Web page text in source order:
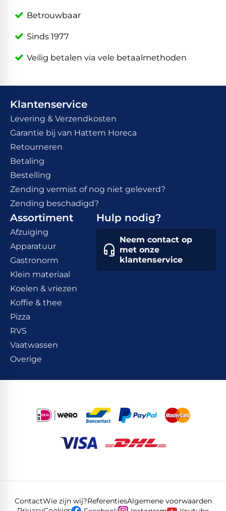
Betrouwbaar
Sinds 1977
Veilig betalen via vele betaalmethoden
Klantenservice
Levering & Verzendkosten
Garantie bij van Hattem Horeca
Retourneren
Betaling
Bestelling
Zending vermist of nog niet geleverd?
Zending beschadigd?
Assortiment
Afzuiging
Apparatuur
Gastronorm
Klein materiaal
Koelen & vriezen
Koffie & thee
Pizza
RVS
Vaatwassen
Overige
Hulp nodig?
Neem contact op
met onze
klantenservice
ContactWie zijn wij?ReferentiesAlgemene voorwaarden